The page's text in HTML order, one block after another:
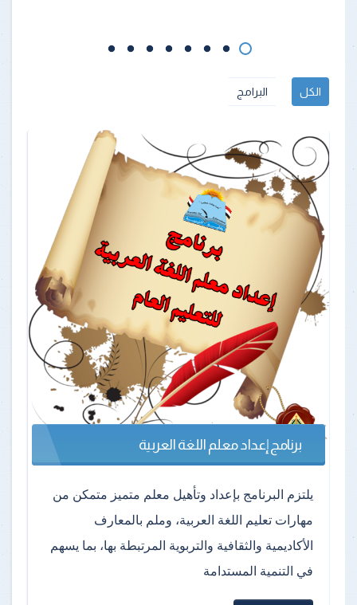
الكل البرامج
برنامج إعداد معلم اللغة العربية
يلتزم البرنامج بإعداد وتأهيل معلم متميز متمكن من
مهارات تعليم اللغة العربية، وملم بالمعارف
الأكاديمية والثقافية والتربوية المرتبطة بها، بما يسهم
في التنمية المستدامة